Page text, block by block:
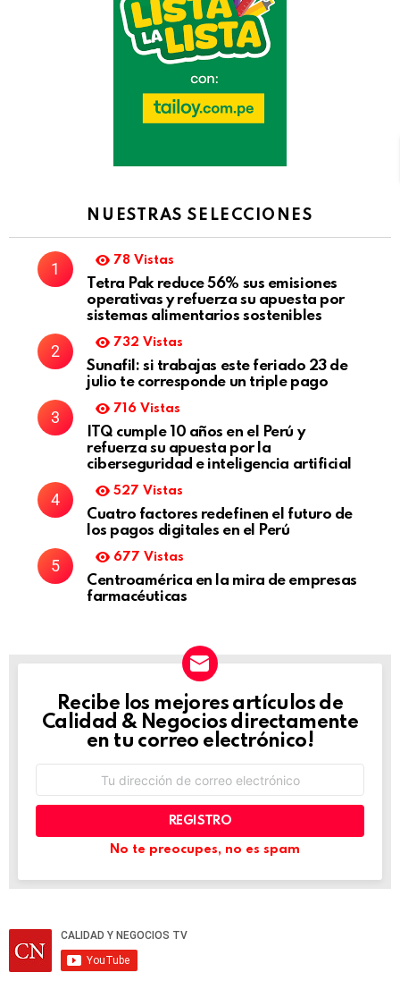
NUESTRAS SELECCIONES
78 Vistas
Tetra Pak reduce 56% sus emisiones
operativas y refuerza su apuesta por
sistemas alimentarios sostenibles
732 Vistas
Sunafil: si trabajas este feriado 23 de
julio te corresponde un triple pago
716 Vistas
ITQ cumple 10 años en el Perú y
refuerza su apuesta por la
ciberseguridad e inteligencia artificial
527 Vistas
Cuatro factores redefinen el futuro de
los pagos digitales en el Perú
677 Vistas
Centroamérica en la mira de empresas
farmacéuticas
NEWSLETTER
Recibe los mejores artículos de
Calidad & Negocios directamente
en tu correo electrónico!
correo
No te preocupes, no es spam